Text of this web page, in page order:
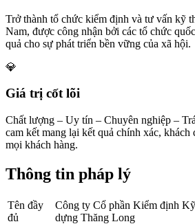
Trở thành tổ chức kiểm định và tư vấn kỹ
Nam, được công nhận bởi các tổ chức
quả cho sự phát triển bền vững của xã hội.
💎
Giá trị cốt lõi
Chất lượng – Uy tín – Chuyên nghiệp –
cam kết mang lại kết quả chính xác, khách
mọi khách hàng.
Thông tin pháp lý
Tên đầy
đủ
Công ty Cổ phần Kiểm định
dựng Thăng Long